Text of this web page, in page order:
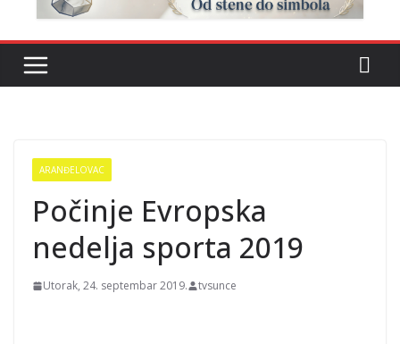
ARANĐELOVAC
Počinje Evropska
nedelja sporta 2019
Utorak, 24. septembar 2019. tvsunce